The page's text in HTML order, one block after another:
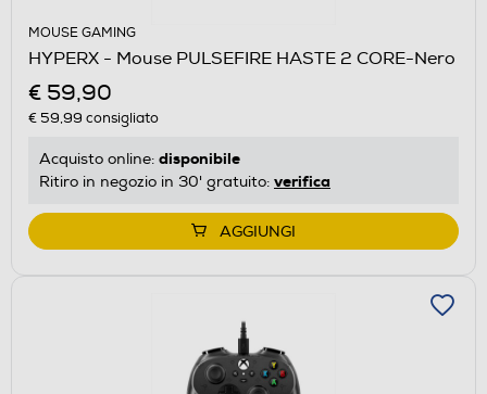
MOUSE GAMING
HYPERX - Mouse PULSEFIRE HASTE 2 CORE-Nero
€ 59,90
€ 59,99 consigliato
Acquisto online: disponibile
Ritiro in negozio in 30' gratuito: verifica
AGGIUNGI